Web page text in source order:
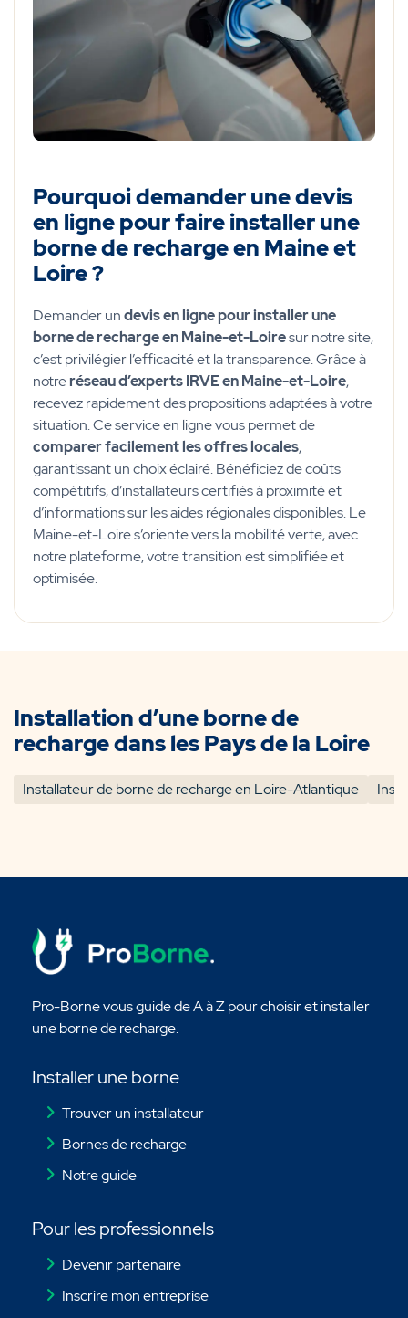
Pourquoi demander une devis
en ligne pour faire installer une
borne de recharge en Maine et
Loire ?
Demander undevis en ligne pour installer une
borne de recharge en Maine-et-Loiresur notre site,
c’est privilégier l’efficacité et la transparence. Grâce à
notreréseau d’experts IRVE en Maine-et-Loire,
recevez rapidement des propositions adaptées à votre
situation. Ce service en ligne vous permet de
comparer facilement les offres locales,
garantissant un choix éclairé. Bénéficiez de coûts
compétitifs, d’installateurs certifiés à proximité et
d’informations sur les aides régionales disponibles. Le
Maine-et-Loire s’oriente vers la mobilité verte, avec
notre plateforme, votre transition est simplifiée et
optimisée.
Installation d’une borne de
recharge dans les Pays de la Loire
Installateur de borne de recharge en Loire-Atlantique
Pro-Borne vous guide de A à Z pour choisir et installer
une borne de recharge.
Installer une borne
Trouver un installateur
Bornes de recharge
Notre guide
Pour les professionnels
Devenir partenaire
Inscrire mon entreprise